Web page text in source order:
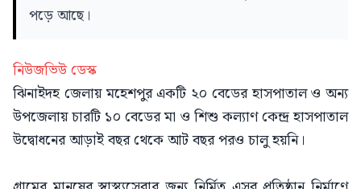
পড়ে আছে।
নিউজভিউ ডেস্ক
ঝিনাইদহ জেলায় মহেশপুর একটি ২০ বেডের হাসপাতাল ও অন্য
উপজেলায় চারটি ১০ বেডের মা ও শিশু কল্যাণ কেন্দ্র হাসপাতাল
উদ্বোধনের আড়াই বছর থেকে আট বছর পরও চালু হয়নি।